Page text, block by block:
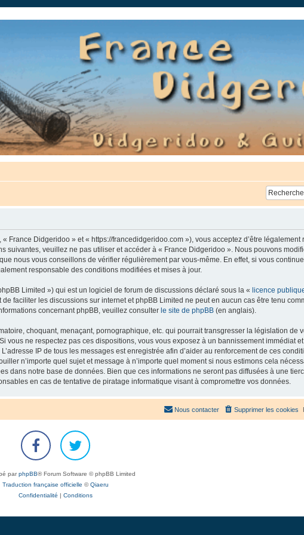
France Didgeridoo » et « https://francedidgeridoo.com »), vous acceptez d’être
suivantes, veuillez ne pas utiliser et accéder à « France Didgeridoo ». Nous pouvons
nous vous conseillons de vérifier régulièrement par vous-même. En effet, si vous
responsable des conditions modifiées et mises à jour.
Limited ») qui est un logiciel de forum de discussions déclaré sous la « licence
faciliter les discussions sur internet et phpBB Limited ne peut en aucun cas être tenu
concernant phpBB, veuillez consulter le site de phpBB (en anglais).
choquant, menaçant, pornographique, etc. qui pourrait transgresser la législation de
ne respectez pas ces dispositions, vous vous exposez à un bannissement immédiat
IP de tous les messages est enregistrée afin d’aider au renforcement de ces
n’importe quel sujet et message à n’importe quel moment si nous estimons cela
dans notre base de données. Bien que ces informations ne seront pas diffusées à une
en cas de tentative de piratage informatique visant à compromettre vos données.
Supprimer les cookies
Nous contacter
parphpBB® Forum Software © phpBB Limited
Traduction française officielle ©Qiaeru
Confidentialité | Conditions